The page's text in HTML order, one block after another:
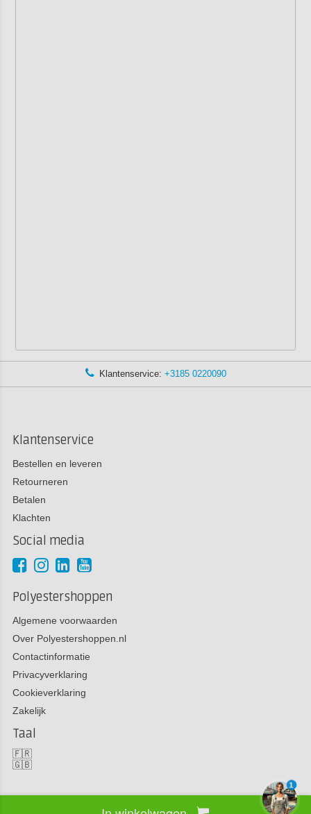
Klantenservice: +3185 0220090
Klantenservice
Bestellen en leveren
Retourneren
Betalen
Klachten
Social media
Polyestershoppen
Algemene voorwaarden
Over Polyestershoppen.nl
Contactinformatie
Privacyverklaring
Cookieverklaring
Zakelijk
Taal
🇫🇷
🇬🇧
1